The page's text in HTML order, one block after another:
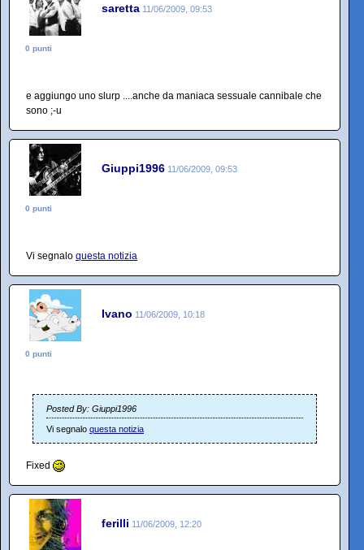
saretta 11/06/2009, 09:53
0 punti
e aggiungo uno slurp ....anche da maniaca sessuale cannibale che
sono ;-u
Giuppi1996 11/06/2009, 09:53
0 punti
Vi segnalo questa notizia
Ivano 11/06/2009, 10:18
0 punti
Posted By: Giuppi1996
Vi segnalo questa notizia
Fixed
ferilli 11/06/2009, 12:20